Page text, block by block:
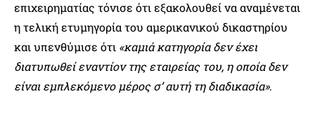
επιχειρηματίας τόνισε ότι εξακολουθεί να αναμένεται
η τελική ετυμηγορία του αμερικανικού δικαστηρίου
και υπενθύμισε ότι «καμιά κατηγορία δεν έχει
διατυπωθεί εναντίον της εταιρείας του, η οποία δεν
είναι εμπλεκόμενο μέρος σ’ αυτή τη διαδικασία».